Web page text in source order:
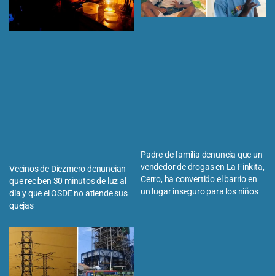
Vecinos de Diezmero denuncian
que reciben 30 minutos de luz al
día y que el OSDE no atiende sus
quejas
Padre de familia denuncia que un
vendedor de drogas en La Finkita,
Cerro, ha convertido el barrio en
un lugar inseguro para los niños